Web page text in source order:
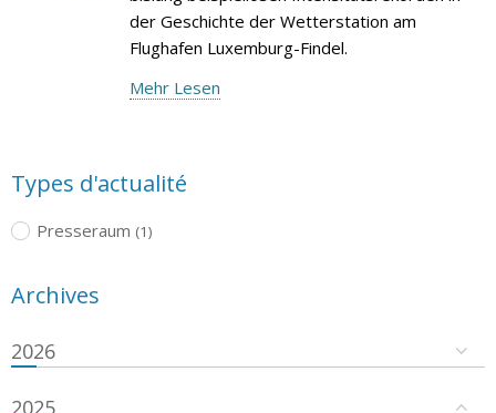
der Geschichte der Wetterstation am
Flughafen Luxemburg-Findel.
Mehr Lesen
Types d'actualité
Presseraum (1)
Archives
2026
2025